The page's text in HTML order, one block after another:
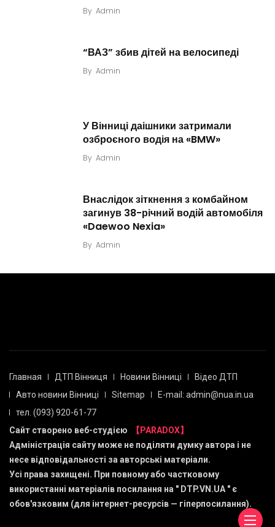
By Admin
“ВАЗ” збив дітей на велосипеді
By Admin
У Вінниці даішники затримали
озброєного водія на «BMW»
By Admin
Внаслідок зіткнення з комбайном
загинув 38-річний водій автомобіля
«Daewoo Nexia»
By Admin
Главная ДТП Вінниця Новини Вінниці
Відео ДТП
Авто новини Вінниці
Sitemap
E-mail: admin@nua.in.ua
тел. (093) 920-61-77
Сайт створено веб-студією
【PARADOX】
Адміністрація сайту може не поділяти думку автора і не
несе відповідальності за авторські матеріали.
Усі права захищені. При повному або частковому
використанні матеріалів посилання на " DTP.VN.UA " є
обов'язковим (для інтернет-ресурсів — гіперпосилання).